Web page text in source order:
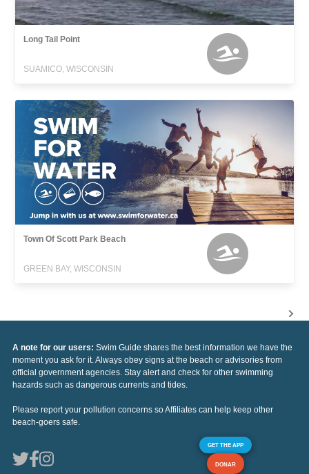
Long Tail Point
SUAMICO, WISCONSIN
Town Of Scott Park Beach
GREEN BAY, WISCONSIN
A note for our users: Swim Guide shares the best information we have the
moment you ask for it. Always obey signs at the beach or advisories from
official government agencies. Stay alert and check for other swimming
hazards such as dangerous currents and tides.
Please report your pollution concerns so Affiliates can help keep other
beach-goers safe.
GET THE APP
DONAR